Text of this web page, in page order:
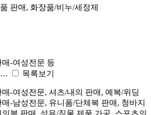
판매, 화장품/비누/세정제
-여성전문 등
…
목록보기
-여성전문, 셔츠/내의 판매, 예복/위딩
-남성전문, 유니폼/단체복 판매, 청바지